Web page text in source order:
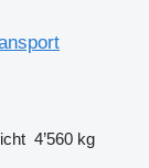
4’560 kg